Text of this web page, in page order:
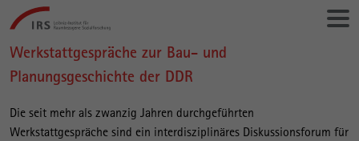
Gehe
direkt
zu:
Leibniz-
Institut
für
Raumbezogene
Sozialforschung
Werkstattgespräche zur Bau- und
Planungsgeschichte der DDR
Die seit mehr als zwanzig Jahren durchgeführten
Werkstattgespräche sind ein interdisziplinäres Diskussionsforum für